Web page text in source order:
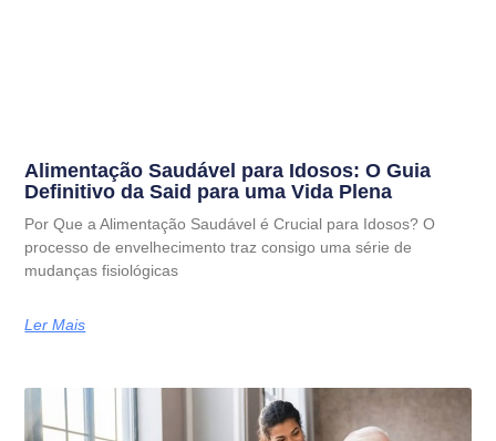
Alimentação Saudável para Idosos: O Guia
Definitivo da Said para uma Vida Plena
Por Que a Alimentação Saudável é Crucial para Idosos? O
processo de envelhecimento traz consigo uma série de
mudanças fisiológicas
Ler Mais